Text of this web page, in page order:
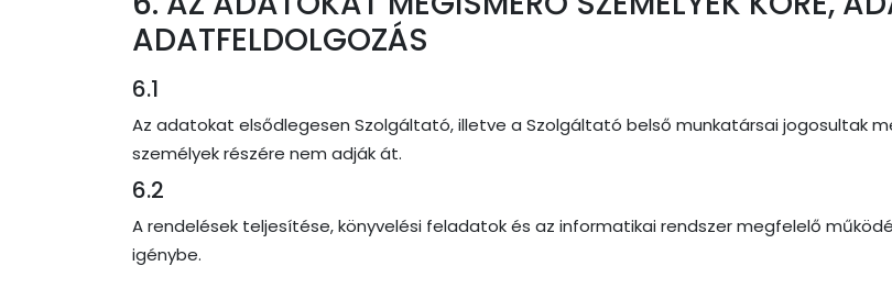
ADATFELDOLGOZÁS
6.1
Az adatokat elsődlegesen Szolgáltató, illetve a Szolgáltató belső munkatársai jogosultak
személyek részére nem adják át.
6.2
A rendelések teljesítése, könyvelési feladatok és az informatikai rendszer megfelelő
igénybe.